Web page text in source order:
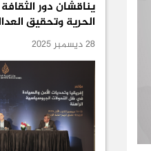
يناقشان دور
الحرية وتحقيق
28 ديسمبر 2025